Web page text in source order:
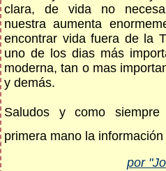
clara, de vida no
nuestra aumenta
encontrar vida fuera de la
uno de los dias más
moderna, tan o mas
y demás.
Saludos y como
primera mano la información
por